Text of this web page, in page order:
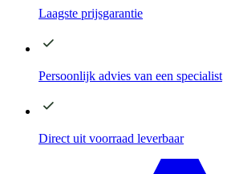
Laagste prijsgarantie
Persoonlijk advies van een specialist
Direct uit voorraad leverbaar